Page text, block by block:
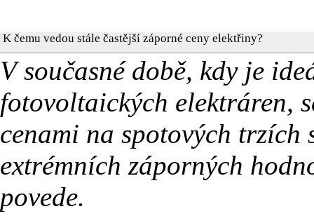
K čemu vedou stále častější záporné ceny elektřiny?
V současné době, kdy je
fotovoltaických elektráren,
cenami na spotových
extrémních záporných
povede.